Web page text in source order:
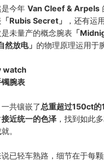
今年 Van Cleef & Arpels
「Rubis Secret」 ，还有运
是未量产的概念腕表 「
然放电」 的物理原理运用于
watch
腕表
共镶嵌了总重超过150ct的
接近统一的色泽，找到如此
。
已轻车熟路，细节在于